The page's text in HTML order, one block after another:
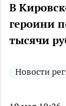
В
героини
тысячи
Новости